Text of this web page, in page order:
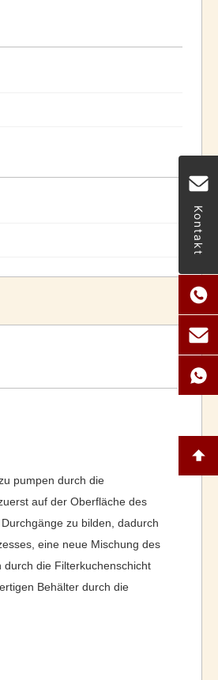
Kontakt
pumpen durch die
auf der Oberfläche des
zu bilden, dadurch
eine neue Mischung des
die Filterkuchenschicht
Behälter durch die